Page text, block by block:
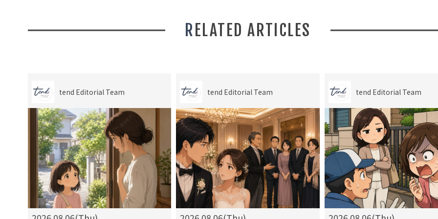
RELATED ARTICLES
tend Editorial Team tend Editorial Team tend Editorial Team